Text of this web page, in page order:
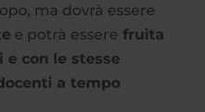
ma dovrà essere
e potrà essere fruita
con le stesse
a tempo